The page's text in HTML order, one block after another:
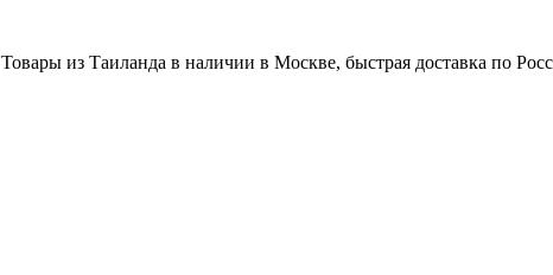
Товары из Таиланда в наличии в Москве, быстрая доставка по